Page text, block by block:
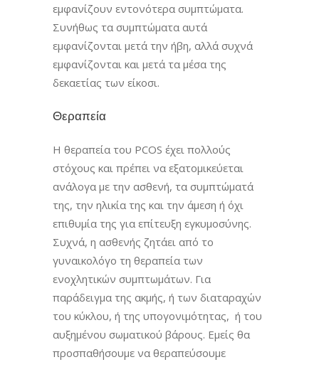
εμφανίζουν εντονότερα συμπτώματα.
Συνήθως τα συμπτώματα αυτά
εμφανίζονται μετά την ήβη, αλλά συχνά
εμφανίζονται και μετά τα μέσα της
δεκαετίας των είκοσι.
Θεραπεία
Η θεραπεία του PCOS έχει πολλούς
στόχους και πρέπει να εξατομικεύεται
ανάλογα με την ασθενή, τα συμπτώματά
της, την ηλικία της και την άμεση ή όχι
επιθυμία της για επίτευξη εγκυμοσύνης.
Συχνά, η ασθενής ζητάει από το
γυναικολόγο τη θεραπεία των
ενοχλητικών συμπτωμάτων. Για
παράδειγμα της ακμής, ή των διαταραχών
του κύκλου, ή της υπογονιμότητας, ή του
αυξημένου σωματικού βάρους. Εμείς θα
προσπαθήσουμε να θεραπεύσουμε